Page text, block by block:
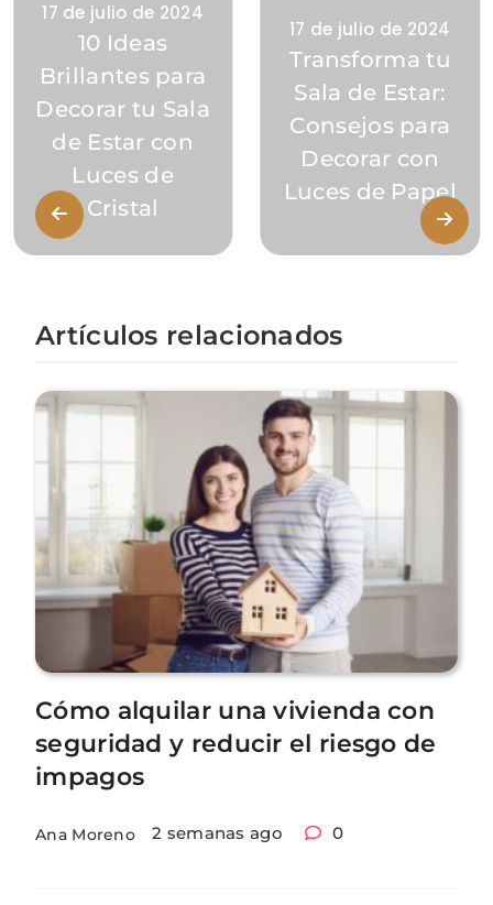
17 de julio de 2024
10 Ideas
Brillantes para
Decorar tu Sala
de Estar con
Luces de
Cristal
17 de julio de 2024
Transforma tu
Sala de Estar:
Consejos para
Decorar con
Luces de Papel
Artículos relacionados
Cómo alquilar una vivienda con
seguridad y reducir el riesgo de
impagos
Ana Moreno 2 semanas ago 0